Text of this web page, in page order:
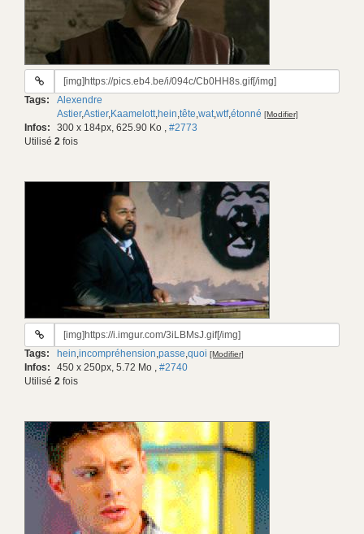
URL
gif:
Tags:
Alexendre
Astier,Astier,Kaamelott,hein,tête,wat,wtf,étonné [Modifier]
Infos: 300 x 184px, 625.90 Ko , #2773
Utilisé 2 fois
URL
gif:
Tags: hein,incompréhension,passe,quoi [Modifier]
Infos: 450 x 250px, 5.72 Mo , #2740
Utilisé 2 fois